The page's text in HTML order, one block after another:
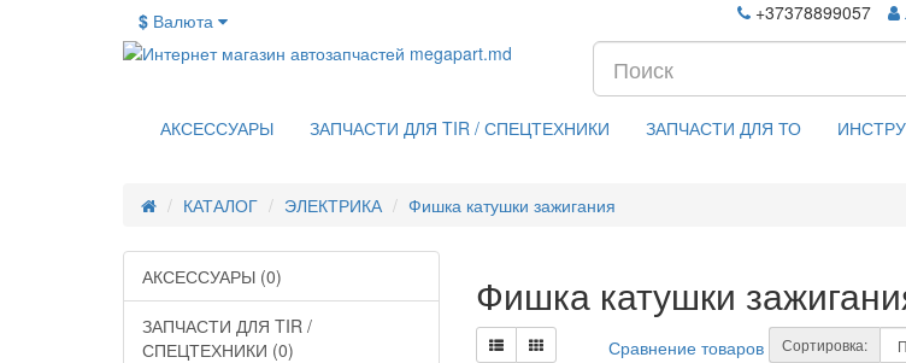
$ Валюта +37378899057
АКСЕССУАРЫ ЗАПЧАСТИ ДЛЯ TIR / СПЕЦТЕХНИКИ ЗАПЧАСТИ ДЛЯ ТО
КАТАЛОГ ЭЛЕКТРИКА Фишка катушки зажигания
АКСЕССУАРЫ (0)
ЗАПЧАСТИ ДЛЯ TIR /
СПЕЦТЕХНИКИ (0)
Фишка катушки
Сравнение товаров (0)Сортировка: